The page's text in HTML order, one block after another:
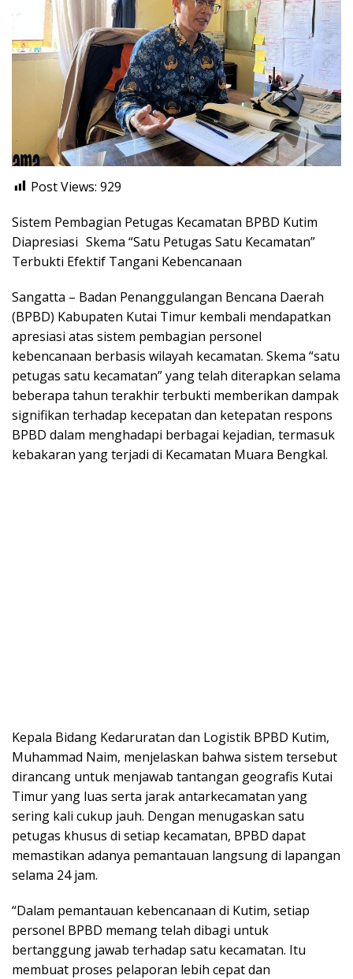
Post Views: 929
Sistem Pembagian Petugas Kecamatan BPBD Kutim
Diapresiasi Skema “Satu Petugas Satu Kecamatan”
Terbukti Efektif Tangani Kebencanaan
Sangatta – Badan Penanggulangan Bencana Daerah
(BPBD) Kabupaten Kutai Timur kembali mendapatkan
apresiasi atas sistem pembagian personel
kebencanaan berbasis wilayah kecamatan. Skema “satu
petugas satu kecamatan” yang telah diterapkan selama
beberapa tahun terakhir terbukti memberikan dampak
signifikan terhadap kecepatan dan ketepatan respons
BPBD dalam menghadapi berbagai kejadian, termasuk
kebakaran yang terjadi di Kecamatan Muara Bengkal.
Kepala Bidang Kedaruratan dan Logistik BPBD Kutim,
Muhammad Naim, menjelaskan bahwa sistem tersebut
dirancang untuk menjawab tantangan geografis Kutai
Timur yang luas serta jarak antarkecamatan yang
sering kali cukup jauh. Dengan menugaskan satu
petugas khusus di setiap kecamatan, BPBD dapat
memastikan adanya pemantauan langsung di lapangan
selama 24 jam.
“Dalam pemantauan kebencanaan di Kutim, setiap
personel BPBD memang telah dibagi untuk
bertanggung jawab terhadap satu kecamatan. Itu
membuat proses pelaporan lebih cepat dan